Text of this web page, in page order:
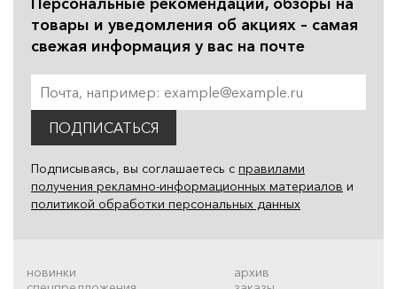
товары и уведомления об акциях – самая
свежая информация у вас на почте
ПОДПИСАТЬСЯ
Подписываясь, вы соглашаетесь с правилами
получения рекламно-информационных материалов и
политикой обработки персональных данных
новинки
архив